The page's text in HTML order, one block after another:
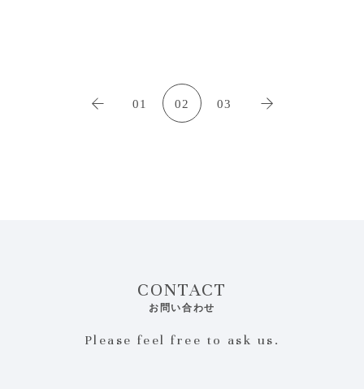
« 01 02 03 »
CONTACT
お問い合わせ
Please feel free to ask us.